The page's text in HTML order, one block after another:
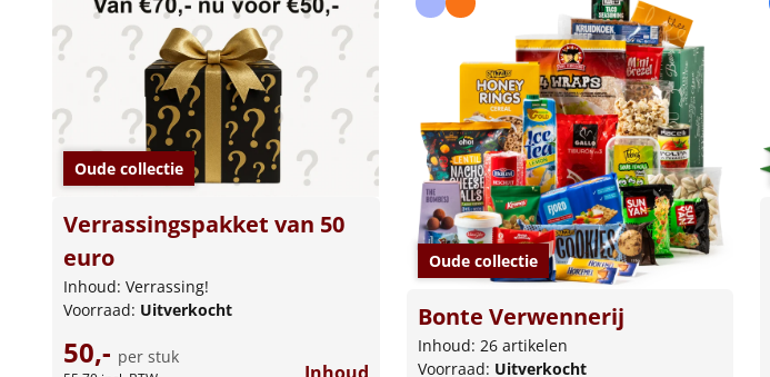
Oude collectie
Verrassingspakket van 50
euro
Inhoud: Verrassing!
Voorraad: Uitverkocht
50,- per stuk
Oude collectie
Bonte Verwennerij
Inhoud: 26 artikelen
Voorraad: Uitverkocht